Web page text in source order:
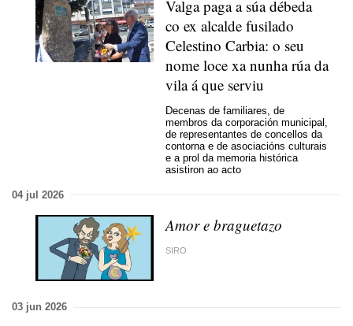
Valga paga a súa débeda
co ex alcalde fusilado
Celestino Carbia: o seu
nome loce xa nunha rúa da
vila á que serviu
Decenas de familiares, de
membros da corporación municipal,
de representantes de concellos da
contorna e de asociacións culturais
e a prol da memoria histórica
asistiron ao acto
04 jul 2026
Amor e braguetazo
SIRO
03 jun 2026